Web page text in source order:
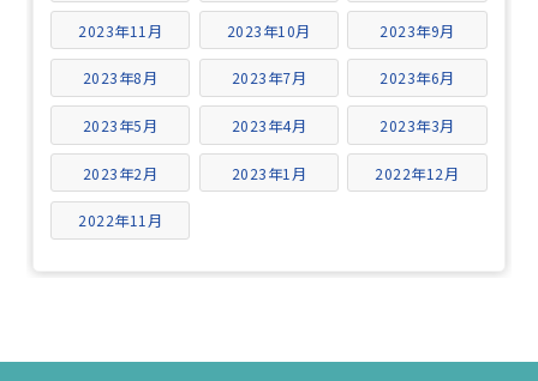
2023年11月 2023年10月 2023年9月
2023年8月 2023年7月 2023年6月
2023年5月 2023年4月 2023年3月
2023年2月 2023年1月 2022年12月
2022年11月